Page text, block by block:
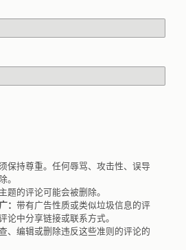
保持尊重。任何辱骂、攻击性、误导
。
题的评论可能会被删除。
： 带有广告性质或类似垃圾信息的评
论中分享链接或联系方式。
、编辑或删除违反这些准则的评论的